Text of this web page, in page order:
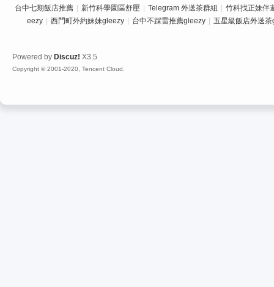
台中七期飯店推薦
新竹科學園區舒壓 Telegram 外送茶群組
竹科找正妹伴
eezy
西門町外約妹妹gleezy 台中不踩雷推薦gleezy 五星級飯店外送
Powered by Discuz! X3.5
Copyright © 2001-2020, Tencent Cloud.